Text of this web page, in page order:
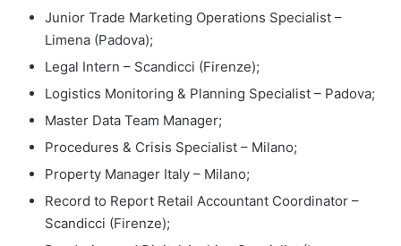
Junior Trade Marketing Operations Specialist –
Limena (Padova);
Legal Intern – Scandicci (Firenze);
Logistics Monitoring & Planning Specialist – Padova;
Master Data Team Manager;
Procedures & Crisis Specialist – Milano;
Property Manager Italy – Milano;
Record to Report Retail Accountant Coordinator –
Scandicci (Firenze);